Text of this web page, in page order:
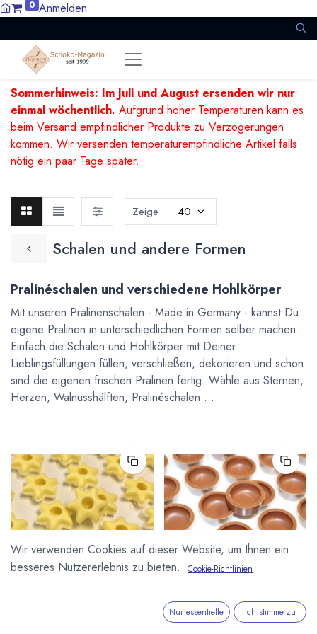
0 Anmelden
Sommerhinweis: Im Juli und August ersenden wir nur
einmal wöchentlich. Aufgrund hoher Temperaturen kann es
beim Versand empfindlicher Produkte zu Verzögerungen
kommen. Wir versenden temperaturempfindliche Artikel falls
nötig ein paar Tage später.
Schalen und andere Formen
Zeige 40
Pralinéschalen und verschiedene Hohlkörper
Mit unseren Pralinenschalen - Made in Germany - kannst Du
eigene Pralinen in unterschiedlichen Formen selber machen.
Einfach die Schalen und Hohlkörper mit Deiner
Lieblingsfüllungen füllen, verschließen, dekorieren und schon
sind die eigenen frischen Pralinen fertig. Wähle aus Sternen,
Herzen, Walnusshälften, Pralinéschalen ...
Praliné Halbschalen
Vollmilch Schokolade
Wir verwenden Cookies auf dieser Website, um Ihnen ein
besseres Nutzererlebnis zu bieten.
Cookie-Richtlinien
Nur essentielle Ich stimme zu